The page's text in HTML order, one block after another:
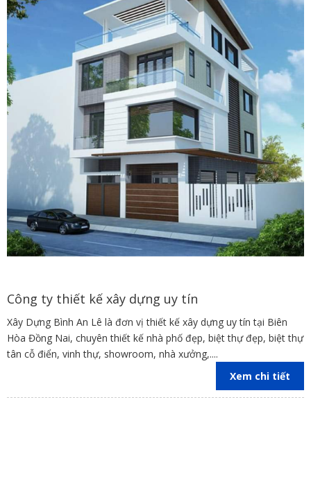
Công ty thiết kế xây dựng uy tín
Xây Dựng Bình An Lê là đơn vị thiết kế xây dựng uy tín tại Biên
Hòa Đồng Nai, chuyên thiết kế nhà phố đẹp, biệt thự đẹp, biệt thự
tân cỗ điển, vinh thự, showroom, nhà xưởng,....
Xem chi tiết